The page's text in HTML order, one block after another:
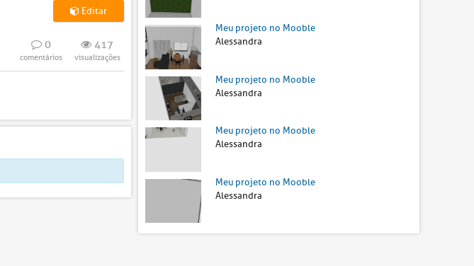
Editar
0
comentários
417
visualizações
Meu projeto no Mooble
Alessandra
Meu projeto no Mooble
Alessandra
Meu projeto no Mooble
Alessandra
Meu projeto no Mooble
Alessandra